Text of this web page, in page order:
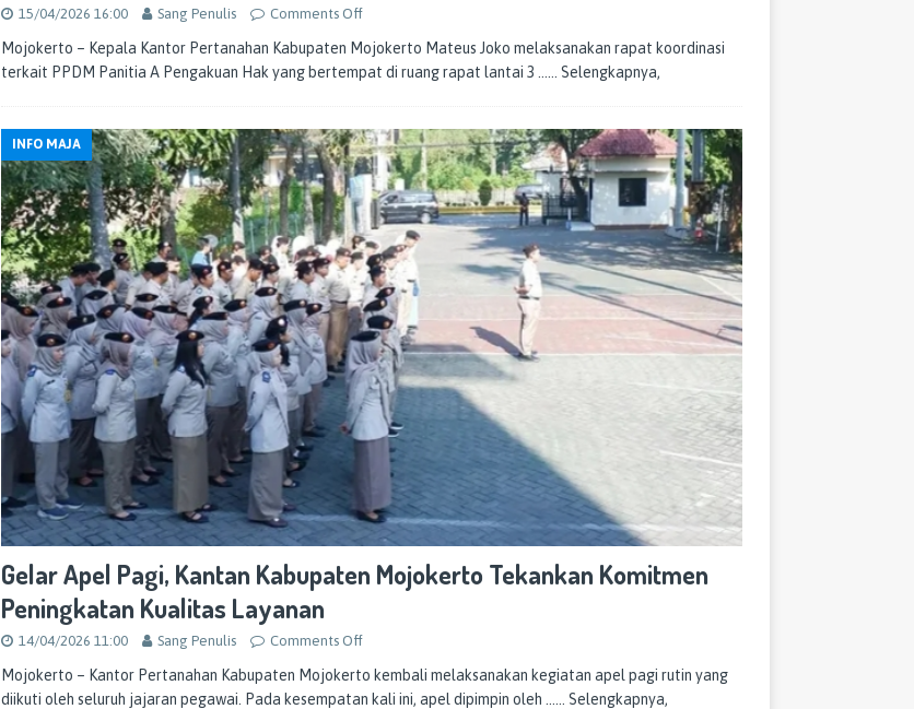
15/04/2026 16:00 Sang Penulis Comments Off
Mojokerto – Kepala Kantor Pertanahan Kabupaten Mojokerto Mateus Joko melaksanakan rapat koordinasi
terkait PPDM Panitia A Pengakuan Hak yang bertempat di ruang rapat lantai 3
…… Selengkapnya,
INFO MAJA
Gelar Apel Pagi, Kantan Kabupaten Mojokerto Tekankan Komitmen
Peningkatan Kualitas Layanan
14/04/2026 11:00 Sang Penulis Comments Off
Mojokerto – Kantor Pertanahan Kabupaten Mojokerto kembali melaksanakan kegiatan apel pagi rutin yang
diikuti oleh seluruh jajaran pegawai. Pada kesempatan kali ini, apel dipimpin oleh
…… Selengkapnya,